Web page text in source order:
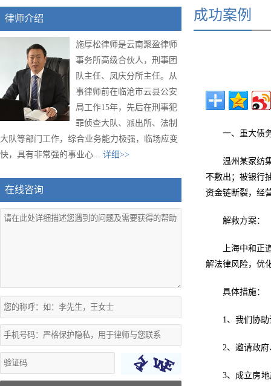
律师介绍
施厚松律师是云南聚盈律师
事务所高级合伙人，刑事团
队主任、凤庆分所主任。从
事律师前在临沧市云县公安
局工作15年，先后在刑事犯
罪侦查大队、派出所、法制
大队等部门工作，综合业务能力极强，临场应变
快，具有非常强的事业心... 详细>>
在线咨询
成功案例
一、重大债
温州某家纺
不敷出；被银行
资金链断裂，经
解救方案：
上海中和
解法律风险，优
具体措施：
1、我们协
2、邀请政
3、成立房